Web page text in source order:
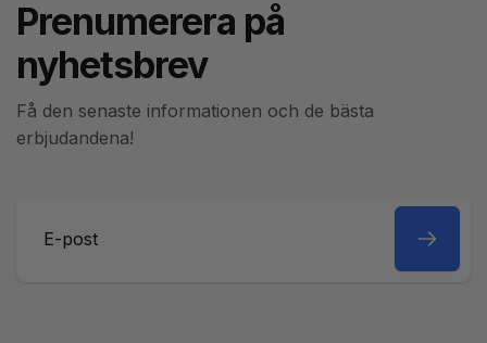
Prenumerera på
nyhetsbrev
Få den senaste informationen och de bästa
erbjudandena!